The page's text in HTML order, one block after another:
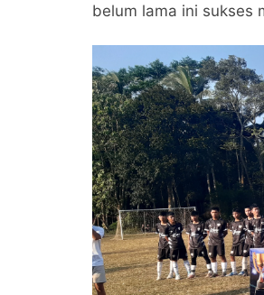
belum lama ini sukses